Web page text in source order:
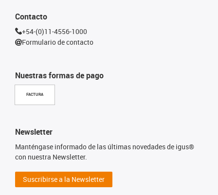
Nuestras formas de pago
FACTURA
Contacto
+54-(0)11-4556-1000
Formulario de contacto
Newsletter
Manténgase informado de las últimas novedades de igus®
con nuestra Newsletter.
Suscribirse a la Newsletter